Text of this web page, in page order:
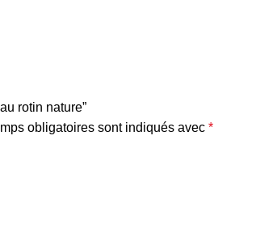
rotin nature”
obligatoires sont indiqués avec *